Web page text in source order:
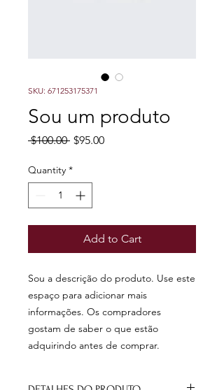
SKU: 671253175371
Sou um produto
$100.00 Regular
$95.00Sale
Quantity *
Add to Cart
Sou a descrição do produto. Use este
espaço para adicionar mais
informações. Os compradores
gostam de saber o que estão
adquirindo antes de comprar.